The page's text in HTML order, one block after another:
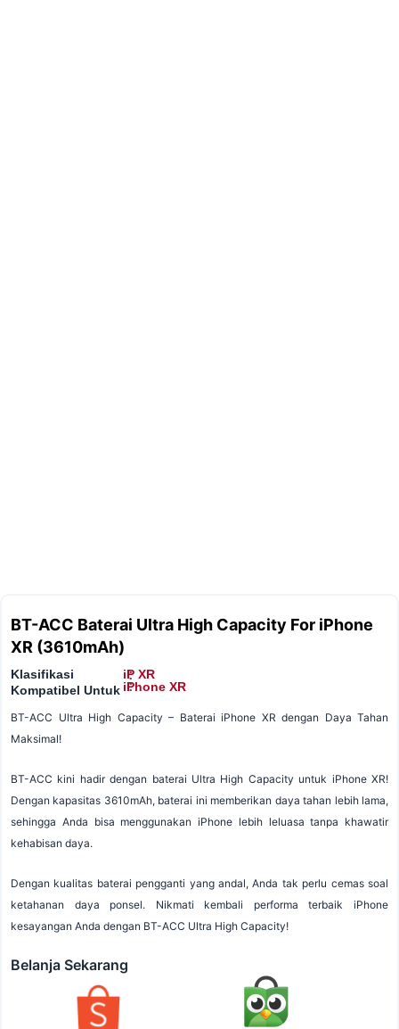
BT-ACC Baterai Ultra High Capacity For iPhone
XR (3610mAh)
Klasifikasi
Kompatibel Untuk
:
:
iP XR
iPhone XR
BT-ACC Ultra High Capacity – Baterai iPhone XR dengan Daya Tahan
Maksimal!
BT-ACC kini hadir dengan baterai Ultra High Capacity untuk iPhone XR!
Dengan kapasitas 3610mAh, baterai ini memberikan daya tahan lebih lama,
sehingga Anda bisa menggunakan iPhone lebih leluasa tanpa khawatir
kehabisan daya.
Dengan kualitas baterai pengganti yang andal, Anda tak perlu cemas soal
ketahanan daya ponsel. Nikmati kembali performa terbaik iPhone
kesayangan Anda dengan BT-ACC Ultra High Capacity!
Belanja Sekarang